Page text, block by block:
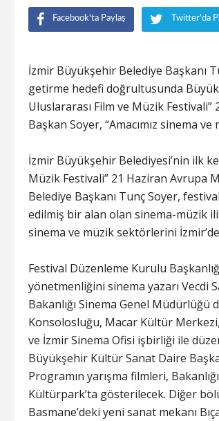
Facebook'ta Paylaş Twitter'da
İzmir Büyükşehir Belediye Başkanı
getirme hedefi doğrultusunda
Uluslararası Film ve Müzik
Başkan Soyer, “Amacımız sinema
İzmir Büyükşehir Belediyesi’nin ilk
Müzik Festivali” 21 Haziran Avrupa
Belediye Başkanı Tunç Soyer,
edilmiş bir alan olan sinema-müzik
sinema ve müzik sektörlerini
Festival Düzenleme Kurulu
yönetmenliğini sinema yazarı Vecdi
Bakanlığı Sinema Genel
Konsolosluğu, Macar Kültür
ve İzmir Sinema Ofisi işbirliği ile
Büyükşehir Kültür Sanat Daire
Programın yarışma filmleri,
Kültürpark’ta gösterilecek. Diğer
Basmane’deki yeni sanat mekanı